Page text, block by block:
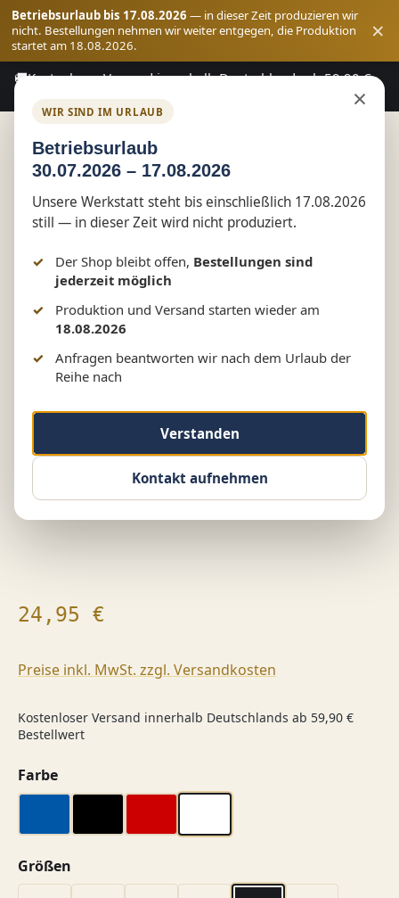
Zum Hauptinhalt springen
Betriebsurlaub bis 17.08.2026 — in dieser Zeit produzieren wir
nicht. Bestellungen nehmen wir weiter entgegen, die Produktion
startet am 18.08.2026.
×
×
WIR SIND IM URLAUB
Betriebsurlaub
30.07.2026 – 17.08.2026
Unsere Werkstatt steht bis einschließlich 17.08.2026
still — in dieser Zeit wird nicht produziert.
Der Shop bleibt offen, Bestellungen sind
jederzeit möglich
Produktion und Versand starten wieder am
18.08.2026
Anfragen beantworten wir nach dem Urlaub der
Reihe nach
Verstanden
Kontakt aufnehmen
🚚Kostenloser Versand innerhalb Deutschlands ab 59,90 €
Bestellwert
Shop Funwear
geschlossen – Fun Shirt by
Marketing-MV.com
Regulärer Preis:
24,95 €
Preise inkl. MwSt. zzgl. Versandkosten
Kostenloser Versand innerhalb Deutschlands ab 59,90 €
Bestellwert
Farbeauswählen
Größen